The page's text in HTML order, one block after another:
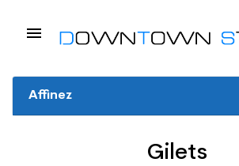
Affinez
Gilets